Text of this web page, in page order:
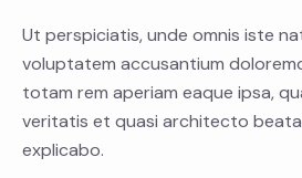
Ut perspiciatis, unde omnis iste
voluptatem accusantium
totam rem aperiam eaque ipsa,
veritatis et quasi architecto
explicabo.